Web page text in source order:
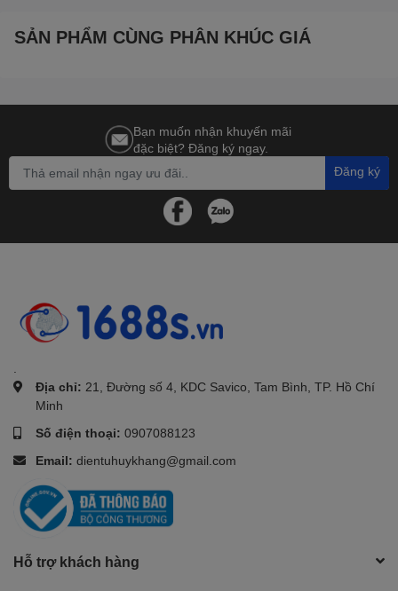
SẢN PHẨM CÙNG PHÂN KHÚC GIÁ
Bạn muốn nhận khuyến mãi
đặc biệt? Đăng ký ngay.
Đăng ký
Địa chỉ: 21, Đường số 4, KDC Savico, Tam Bình, TP. Hồ Chí
Minh
Số điện thoại: 0907088123
Email: dientuhuykhang@gmail.com
Hỗ trợ khách hàng